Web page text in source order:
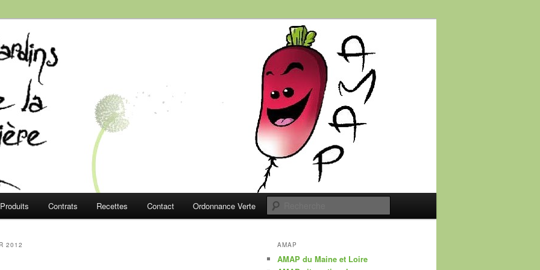
la Roussière
Produits Contrats Recettes Contact Ordonnance Verte
2012 AMAP
AMAP du Maine et Loire